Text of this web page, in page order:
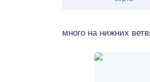
много на нижних